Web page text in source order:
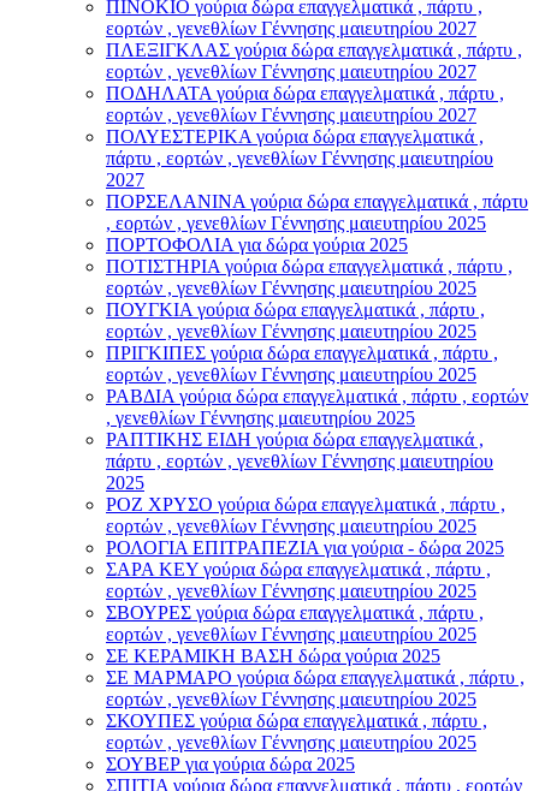
ΠΙΝΟΚΙΟ γούρια δώρα επαγγελματικά , πάρτυ ,
εορτών , γενεθλίων Γέννησης μαιευτηρίου 2027
ΠΛΕΞΙΓΚΛΑΣ γούρια δώρα επαγγελματικά , πάρτυ ,
εορτών , γενεθλίων Γέννησης μαιευτηρίου 2027
ΠΟΔΗΛΑΤΑ γούρια δώρα επαγγελματικά , πάρτυ ,
εορτών , γενεθλίων Γέννησης μαιευτηρίου 2027
ΠΟΛΥΕΣΤΕΡΙΚΑ γούρια δώρα επαγγελματικά ,
πάρτυ , εορτών , γενεθλίων Γέννησης μαιευτηρίου
2027
ΠΟΡΣΕΛΑΝΙΝΑ γούρια δώρα επαγγελματικά , πάρτυ
, εορτών , γενεθλίων Γέννησης μαιευτηρίου 2025
ΠΟΡΤΟΦΟΛΙΑ για δώρα γούρια 2025
ΠΟΤΙΣΤΗΡΙΑ γούρια δώρα επαγγελματικά , πάρτυ ,
εορτών , γενεθλίων Γέννησης μαιευτηρίου 2025
ΠΟΥΓΚΙΑ γούρια δώρα επαγγελματικά , πάρτυ ,
εορτών , γενεθλίων Γέννησης μαιευτηρίου 2025
ΠΡΙΓΚΙΠΕΣ γούρια δώρα επαγγελματικά , πάρτυ ,
εορτών , γενεθλίων Γέννησης μαιευτηρίου 2025
ΡΑΒΔΙΑ γούρια δώρα επαγγελματικά , πάρτυ , εορτών
, γενεθλίων Γέννησης μαιευτηρίου 2025
ΡΑΠΤΙΚΗΣ ΕΙΔΗ γούρια δώρα επαγγελματικά ,
πάρτυ , εορτών , γενεθλίων Γέννησης μαιευτηρίου
2025
ΡΟΖ ΧΡΥΣΟ γούρια δώρα επαγγελματικά , πάρτυ ,
εορτών , γενεθλίων Γέννησης μαιευτηρίου 2025
ΡΟΛΟΓΙΑ ΕΠΙΤΡΑΠΕΖΙΑ για γούρια - δώρα 2025
ΣΑΡΑ ΚΕΥ γούρια δώρα επαγγελματικά , πάρτυ ,
εορτών , γενεθλίων Γέννησης μαιευτηρίου 2025
ΣΒΟΥΡΕΣ γούρια δώρα επαγγελματικά , πάρτυ ,
εορτών , γενεθλίων Γέννησης μαιευτηρίου 2025
ΣΕ ΚΕΡΑΜΙΚΗ ΒΑΣΗ δώρα γούρια 2025
ΣΕ ΜΑΡΜΑΡΟ γούρια δώρα επαγγελματικά , πάρτυ ,
εορτών , γενεθλίων Γέννησης μαιευτηρίου 2025
ΣΚΟΥΠΕΣ γούρια δώρα επαγγελματικά , πάρτυ ,
εορτών , γενεθλίων Γέννησης μαιευτηρίου 2025
ΣΟΥΒΕΡ για γούρια δώρα 2025
ΣΠΙΤΙΑ γούρια δώρα επαγγελματικά , πάρτυ , εορτών